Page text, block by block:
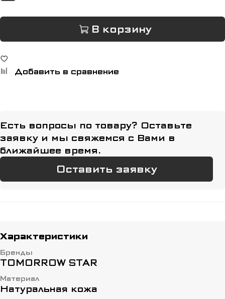
В корзину
Добавить в сравнение
Есть вопросы по товару? Оставьте
заявку и мы свяжемся с Вами в
ближайшее время.
Оставить заявку
Характеристики
Бренды
TOMORROW STAR
Материал
Натуральная кожа